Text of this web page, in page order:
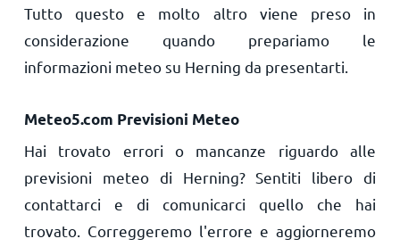
Tutto questo e molto altro viene preso in
considerazione quando prepariamo le
informazioni meteo su Herning da presentarti.
Meteo5.com Previsioni Meteo
Hai trovato errori o mancanze riguardo alle
previsioni meteo di Herning? Sentiti libero di
contattarci e di comunicarci quello che hai
trovato. Correggeremo l'errore e aggiorneremo